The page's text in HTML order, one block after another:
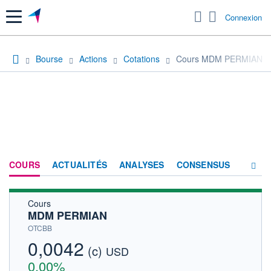
Menu Connexion
Bourse Actions Cotations Cours MDM PERMIAN
COURS ACTUALITÉS ANALYSES CONSENSUS
Cours
MDM PERMIAN
OTCBB
0,0042 (c) USD
0,00%